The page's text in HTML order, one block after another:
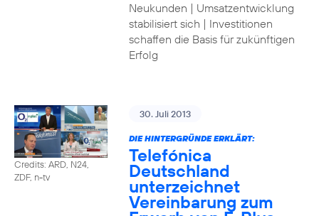
Neukunden | Umsatzentwicklung
stabilisiert sich | Investitionen
schaffen die Basis für zukünftigen
Erfolg
Credits: ARD, N24,
ZDF, n-tv
30. Juli 2013
DIE HINTERGRÜNDE ERKLÄRT:
Telefónica
Deutschland
unterzeichnet
Vereinbarung zum